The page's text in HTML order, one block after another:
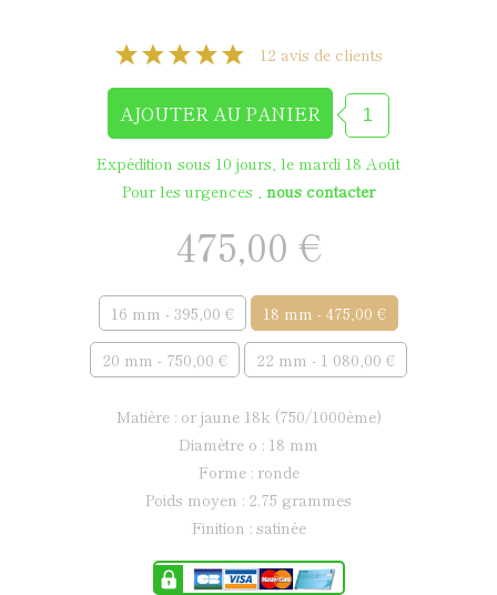
12 avis de clients
Expédition sous 10 jours, le mardi 18 Août
Pour les urgences , nous contacter
475,00 €
16 mm - 395,00 € 18 mm - 475,00 €
20 mm - 750,00 € 22 mm - 1 080,00 €
matière : or jaune 18k (750/1000ème)
diamètre ø : 18 mm
forme : ronde
poids moyen : 2.75 grammes
finition : satinée